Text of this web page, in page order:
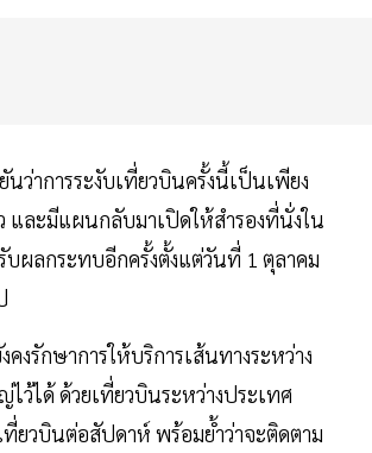
ว่าการระงับเที่ยวบินครั้งนี้เป็นเพียง
และมีแผนกลับมาเปิดให้สำรองที่นั่งใน
ผลกระทบอีกครั้งตั้งแต่วันที่ 1 ตุลาคม
คงรักษาการให้บริการเส้นทางระหว่าง
ว้ได้ ด้วยเที่ยวบินระหว่างประเทศ
ที่ยวบินต่อสัปดาห์ พร้อมย้ำว่าจะติดตาม